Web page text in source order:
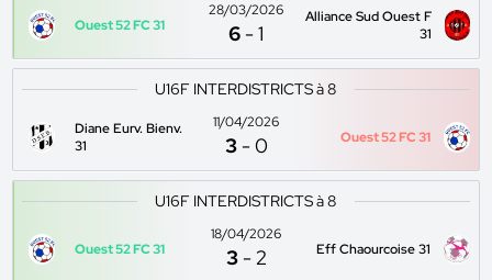
Ouest 52 FC 31
28/03/2026
6 -1
Alliance Sud Ouest F
31
U16F INTERDISTRICTS à 8
Diane Eurv. Bienv.
31
11/04/2026
3 -0 Ouest 52 FC 31
U16F INTERDISTRICTS à 8
Ouest 52 FC 31
18/04/2026
3 -2 Eff Chaourcoise 31